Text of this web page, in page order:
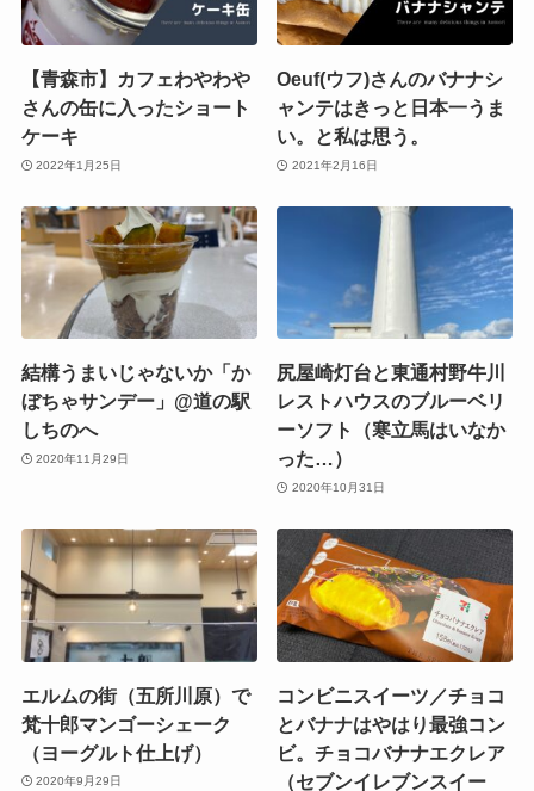
【青森市】カフェわやわや
さんの缶に入ったショート
ケーキ
2022年1月25日
Oeuf(ウフ)さんのバナナシ
ャンテはきっと日本一うま
い。と私は思う。
2021年2月16日
結構うまいじゃないか「か
ぼちゃサンデー」@道の駅
しちのへ
2020年11月29日
尻屋崎灯台と東通村野牛川
レストハウスのブルーベリ
ーソフト（寒立馬はいなか
った…）
2020年10月31日
エルムの街（五所川原）で
梵十郎マンゴーシェーク
（ヨーグルト仕上げ）
2020年9月29日
コンビニスイーツ／チョコ
とバナナはやはり最強コン
ビ。チョコバナナエクレア
（セブンイレブンスイー